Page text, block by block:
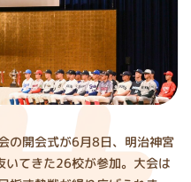
の開会式が6月8日、明治神宮
いてきた26校が参加。大会は